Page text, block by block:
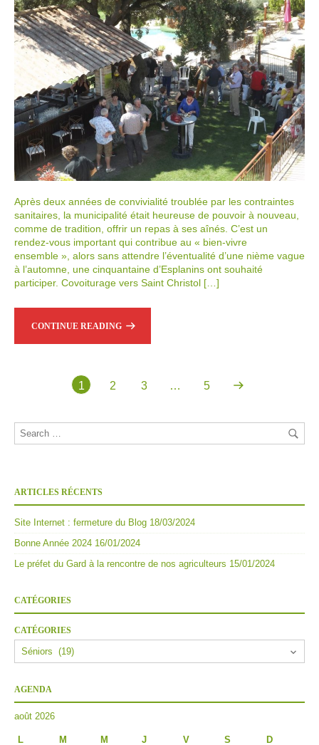
Après deux années de convivialité troublée par les contraintes
sanitaires, la municipalité était heureuse de pouvoir à nouveau,
comme de tradition, offrir un repas à ses aînés. C’est un
rendez-vous important qui contribue au « bien-vivre
ensemble », alors sans attendre l’éventualité d’une nième vague
à l’automne, une cinquantaine d’Esplanins ont souhaité
participer. Covoiturage vers Saint Christol […]
CONTINUE READING
1 2 3 … 5
ARTICLES RÉCENTS
Site Internet : fermeture du Blog 18/03/2024
Bonne Année 2024 16/01/2024
Le préfet du Gard à la rencontre de nos agriculteurs 15/01/2024
CATÉGORIES
CATÉGORIES
AGENDA
août 2026
L M M J V S D